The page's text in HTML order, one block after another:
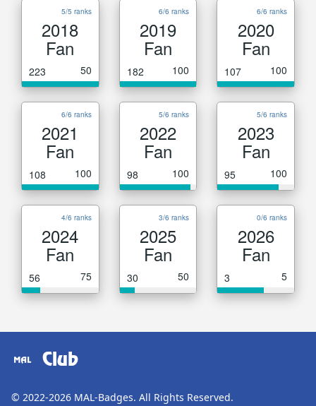
5/5 ranks
2018
Fan
223 50
6/6 ranks
2019
Fan
182 100
6/6 ranks
2020
Fan
107 100
6/6 ranks
2021
Fan
108 100
5/6 ranks
2022
Fan
98 100
5/6 ranks
2023
Fan
95 100
4/6 ranks
2024
Fan
56 75
3/6 ranks
2025
Fan
30 50
0/6 ranks
2026
Fan
3 5
Club
© 2022-2026 MAL-Badges. All Rights Reserved.